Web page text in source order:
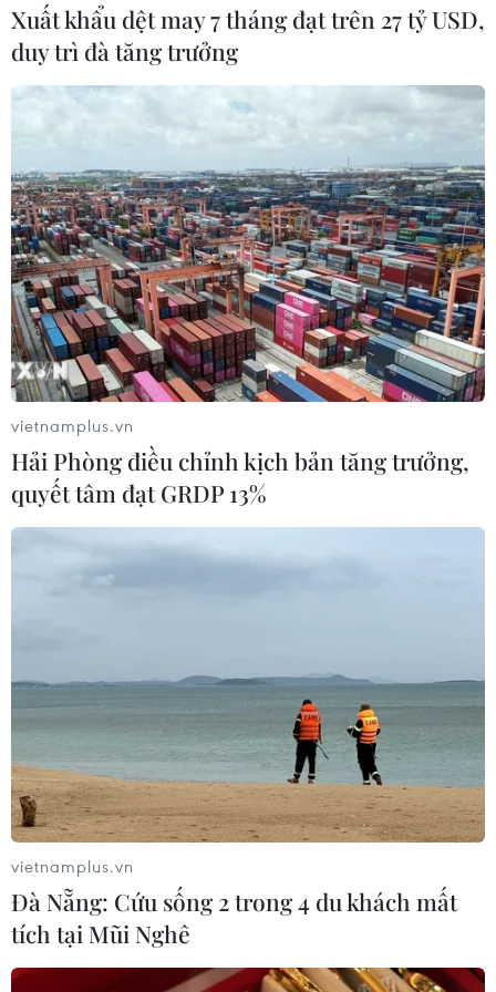
Xuất khẩu dệt may 7 tháng đạt trên 27 tỷ USD,
duy trì đà tăng trưởng
vietnamplus.vn
Hải Phòng điều chỉnh kịch bản tăng trưởng,
quyết tâm đạt GRDP 13%
vietnamplus.vn
Đà Nẵng: Cứu sống 2 trong 4 du khách mất
tích tại Mũi Nghê